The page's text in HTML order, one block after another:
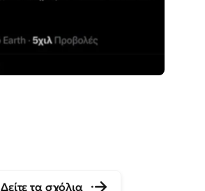
Δείτε τα σχόλια